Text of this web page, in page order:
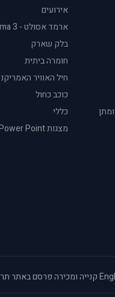
אירועים
ארמד אסולט - Arma 3
בלק שארק
חומרה ביתית
חיל האוויר
כוכב כחול
כללי
מצגות Power Point
·קנייה ומכירה·פרסם באתר·